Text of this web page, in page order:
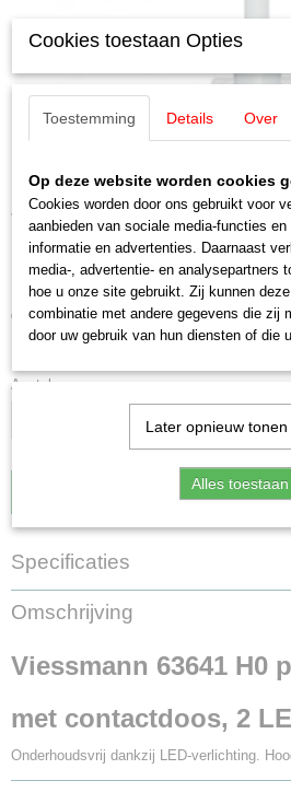
Viessmann 63641 H0
contactdoos, 2 LED's
€ 16,20
Aantal
IN WINKELWAGEN
Specificaties
EAN code
4026602636412
63641
H0 (1:87)
Staat
Omschrijving
Viessmann 63641 H0
met contactdoos, 2
Onderhoudsvrij dankzij LED-verlichting.
Cookies toestaan Opties
Toestemming Details Over
Op deze website worden cookies
Cookies worden door ons gebruikt voor
aanbieden van sociale media-functies
informatie en advertenties. Daarnaast
media-, advertentie- en analysepartners
hoe u onze site gebruikt. Zij kunnen
combinatie met andere gegevens die zij
door uw gebruik van hun diensten of die
Later opnieuw tonen
Alles toestaan